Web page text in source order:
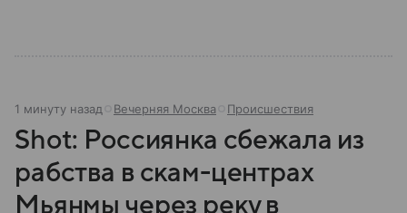
1 минуту назад Вечерняя Москва Происшествия
Shot: Россиянка сбежала из
рабства в скам-центрах
Мьянмы через реку в